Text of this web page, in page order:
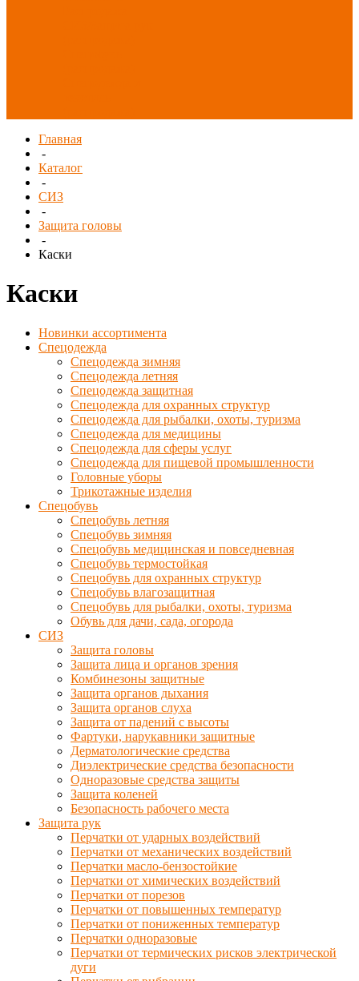
Главная
-
Каталог
-
СИЗ
-
Защита головы
-
Каски
Каски
Новинки ассортимента
Спецодежда
Спецодежда зимняя
Спецодежда летняя
Спецодежда защитная
Спецодежда для охранных структур
Спецодежда для рыбалки, охоты, туризма
Спецодежда для медицины
Спецодежда для сферы услуг
Спецодежда для пищевой промышленности
Головные уборы
Трикотажные изделия
Спецобувь
Спецобувь летняя
Спецобувь зимняя
Спецобувь медицинская и повседневная
Спецобувь термостойкая
Спецобувь для охранных структур
Спецобувь влагозащитная
Спецобувь для рыбалки, охоты, туризма
Обувь для дачи, сада, огорода
СИЗ
Защита головы
Защита лица и органов зрения
Комбинезоны защитные
Защита органов дыхания
Защита органов слуха
Защита от падений с высоты
Фартуки, нарукавники защитные
Дерматологические средства
Диэлектрические средства безопасности
Одноразовые средства защиты
Защита коленей
Безопасность рабочего места
Защита рук
Перчатки от ударных воздействий
Перчатки от механических воздействий
Перчатки масло-бензостойкие
Перчатки от химических воздействий
Перчатки от порезов
Перчатки от повышенных температур
Перчатки от пониженных температур
Перчатки одноразовые
Перчатки от термических рисков электрической
дуги